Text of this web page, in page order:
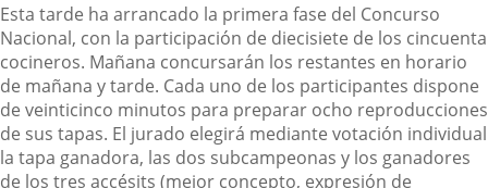
Esta tarde ha arrancado la primera fase del Concurso
Nacional, con la participación de diecisiete de los cincuenta
cocineros. Mañana concursarán los restantes en horario
de mañana y tarde. Cada uno de los participantes dispone
de veinticinco minutos para preparar ocho reproducciones
de sus tapas. El jurado elegirá mediante votación individual
la tapa ganadora, las dos subcampeonas y los ganadores
de los tres accésits (mejor concepto, expresión de